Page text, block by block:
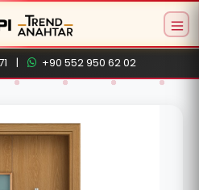
| +90 552 950 62 02